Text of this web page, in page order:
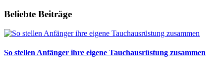
Beliebte Beiträge
So stellen Anfänger ihre eigene Tauchausrüstung zusammen